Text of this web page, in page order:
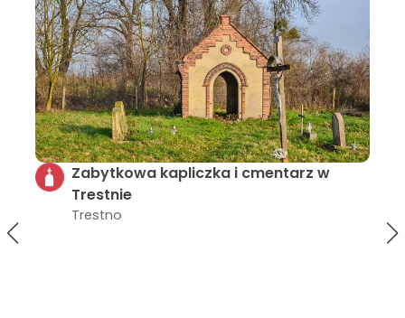
Łowisko sportowe Mała Szwecja
Siechnice